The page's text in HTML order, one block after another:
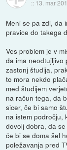
:: 13. mar
Meni se pa zdi, da
pravice do takega
Ves problem je v
da ima neodtujljivo
zastonj študija,
to mora nekdo
med študijem
na račun tega, da
sicer, če bi samo
na istem področju,
dovolj dobra, da
če bi se doma šel
poležavanja pred